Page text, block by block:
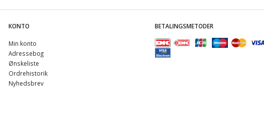
KONTO
Min konto
Adressebog
Ønskeliste
Ordrehistorik
Nyhedsbrev
BETALINGSMETODER